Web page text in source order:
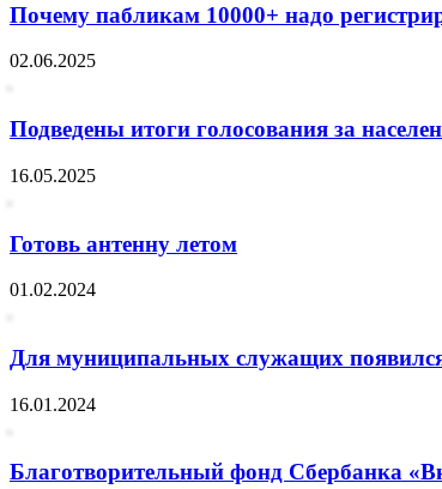
Почему пабликам 10000+ надо
02.06.2025
Подведены итоги голосования за
16.05.2025
Готовь антенну летом
01.02.2024
Для муниципальных служащих
16.01.2024
Благотворительный фонд Сбербанка